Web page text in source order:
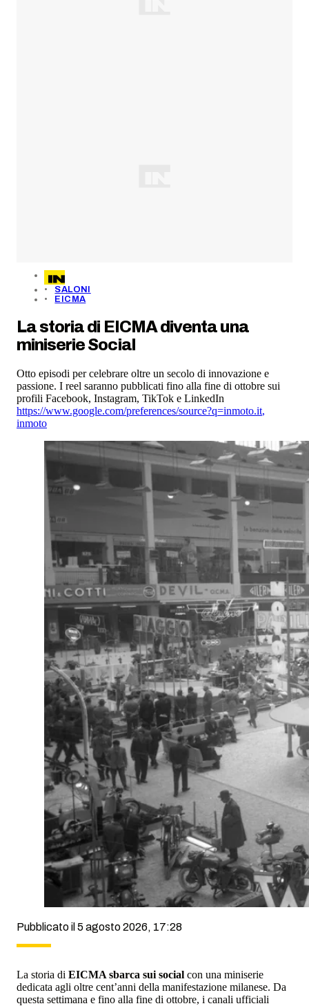
SALONI
EICMA
La storia di EICMA diventa una
miniserie Social
Otto episodi per celebrare oltre un secolo di innovazione e
passione. I reel saranno pubblicati fino alla fine di ottobre sui
profili Facebook, Instagram, TikTok e LinkedIn
https://www.google.com/preferences/source?q=inmoto.it,
inmoto
Pubblicato il 5 agosto 2026, 17:28
La storia di EICMA sbarca sui social con una miniserie
dedicata agli oltre cent’anni della manifestazione milanese. Da
questa settimana e fino alla fine di ottobre, i canali ufficiali